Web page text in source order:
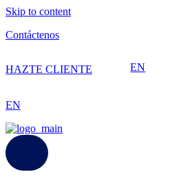
Skip to content
Contáctenos
HAZTE CLIENTE EN
EN